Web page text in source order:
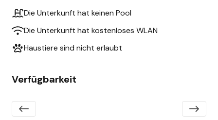
Die Unterkunft hat keinen Pool
Die Unterkunft hat kostenloses WLAN
Haustiere sind nicht erlaubt
Verfügbarkeit